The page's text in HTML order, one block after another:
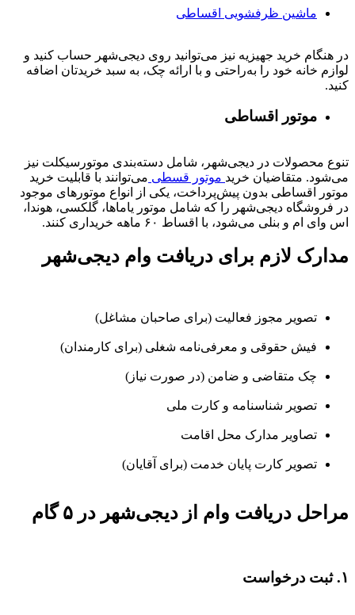
ماشین ظرفشویی اقساطی
در هنگام خرید جهیزیه نیز می‌توانید روی دیجی‌شهر حساب کنید و
لوازم خانه خود را به‌راحتی و با ارائه چک، به سبد خریدتان اضافه
کنید.
موتور اقساطی
تنوع محصولات در دیجی‌شهر، شامل دسته‌بندی موتورسیکلت نیز
می‌شود. متقاضیان خرید موتور قسطی می‌توانند با قابلیت خرید
موتور اقساطی بدون پیش‌پرداخت، یکی از انواع موتورهای موجود
در فروشگاه دیجی‌شهر را که شامل موتور یاماها، گلکسی، هوندا،
اس وای ام و بنلی می‌شود، با اقساط ۶۰ ماهه خریداری کنند.
مدارک لازم برای دریافت وام دیجی‌شهر
تصویر مجوز فعالیت (برای صاحبان مشاغل)
فیش حقوقی و معرفی‌نامه شغلی (برای کارمندان)
چک متقاضی و ضامن (در صورت نیاز)
تصویر شناسنامه و کارت ملی
تصاویر مدارک محل اقامت
تصویر کارت پایان خدمت (برای آقایان)
مراحل دریافت وام از دیجی‌شهر در ۵ گام
۱. ثبت درخواست